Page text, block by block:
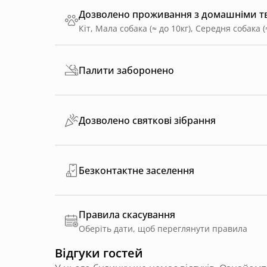
Дозволено проживання з домашніми
Кіт, Мала собака (≈ до 10кг), Середня собака
Палити заборонено
Дозволено святкові зібрання
Безконтактне заселення
Правила скасування
Оберіть дати, щоб переглянути правила
Відгуки гостей